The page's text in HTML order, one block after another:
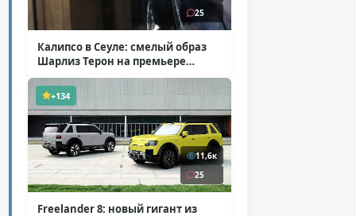
25
Калипсо в Сеуле: смелый образ
Шарлиз Терон на премьере
«Одиссеи»( 6 фото )
+134
11,6к
25
Freelander 8: новый гигант из